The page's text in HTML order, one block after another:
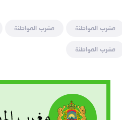
مغرب المواطنة مغرب المواطنة
مغرب المواطنة